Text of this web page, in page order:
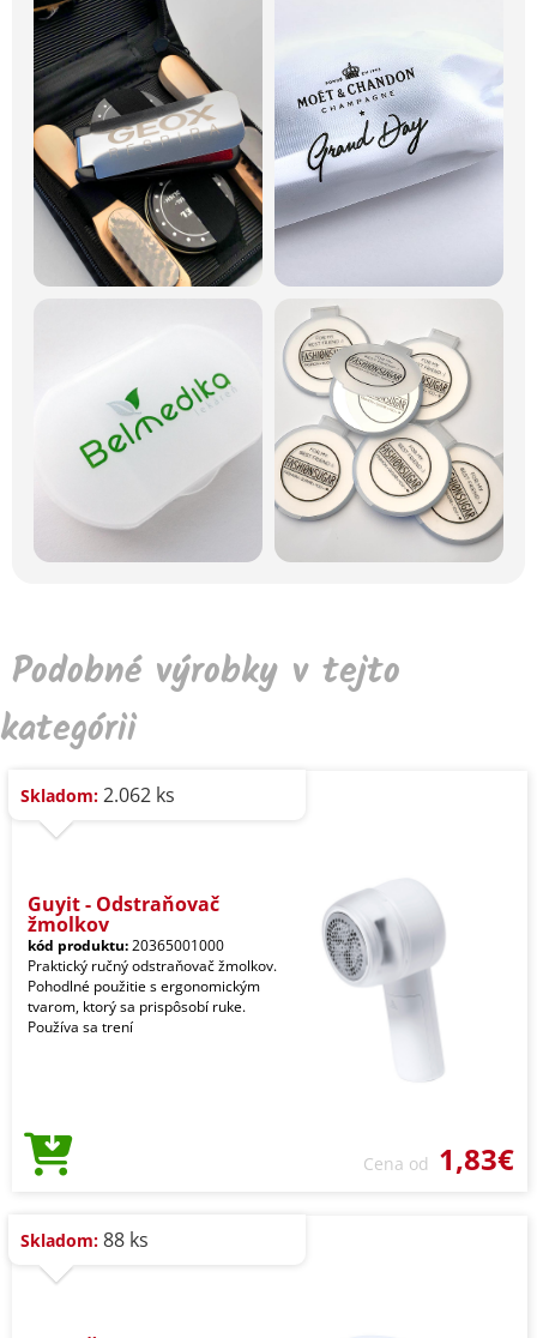
Podobné výrobky v tejto
kategórii
Skladom: 2.062 ks
Guyit - Odstraňovač
žmolkov
kód produktu:20365001000
Praktický ručný odstraňovač žmolkov.
Pohodlné použitie s ergonomickým
tvarom, ktorý sa prispôsobí ruke.
Používa sa trení
Cena od 1,83€
Skladom: 88 ks